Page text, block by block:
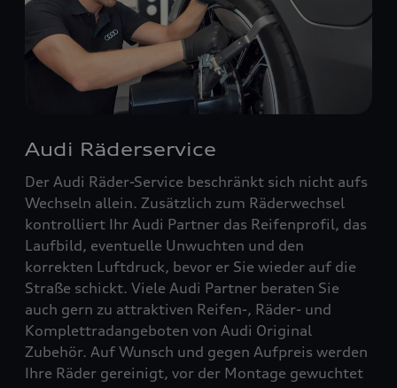
Audi Räderservice
Der Audi Räder-Service beschränkt sich nicht aufs
Wechseln allein. Zusätzlich zum Räderwechsel
kontrolliert Ihr Audi Partner das Reifenprofil, das
Laufbild, eventuelle Unwuchten und den
korrekten Luftdruck, bevor er Sie wieder auf die
Straße schickt. Viele Audi Partner beraten Sie
auch gern zu attraktiven Reifen-, Räder- und
Komplettradangeboten von Audi Original
Zubehör. Auf Wunsch und gegen Aufpreis werden
Ihre Räder gereinigt, vor der Montage gewuchtet